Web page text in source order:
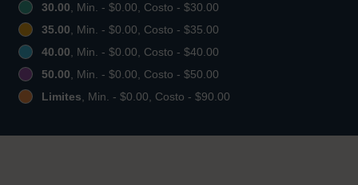
30.00, Min. - $0.00, Costo - $30.00
35.00, Min. - $0.00, Costo - $35.00
40.00, Min. - $0.00, Costo - $40.00
50.00, Min. - $0.00, Costo - $50.00
Limites, Min. - $0.00, Costo - $90.00